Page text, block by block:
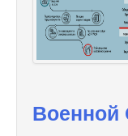
Военной